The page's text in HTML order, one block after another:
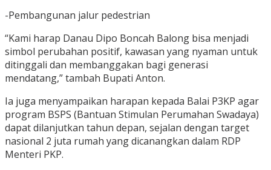
-Pembangunan jalur pedestrian
“Kami harap Danau Dipo Boncah Balong bisa menjadi
simbol perubahan positif, kawasan yang nyaman untuk
ditinggali dan membanggakan bagi generasi
mendatang,” tambah Bupati Anton.
Ia juga menyampaikan harapan kepada Balai P3KP agar
program BSPS (Bantuan Stimulan Perumahan Swadaya)
dapat dilanjutkan tahun depan, sejalan dengan target
nasional 2 juta rumah yang dicanangkan dalam RDP
Menteri PKP.